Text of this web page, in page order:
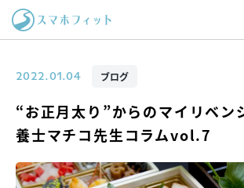
2022.01.04 ブログ
“お正月太り”からのマイリベ
養士マチコ先生コラムvol.7